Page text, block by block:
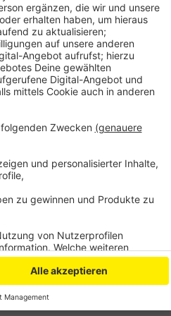
Gorißen nach
fiel der Saison-Startschuss
in ganz
Erdbeeren geerntet. Auch bei